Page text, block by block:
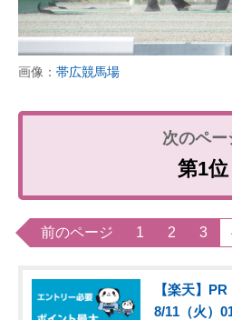
画像： 帯広競馬場
第1位
前のページ 1 2 3
【楽天】
8/11（火）